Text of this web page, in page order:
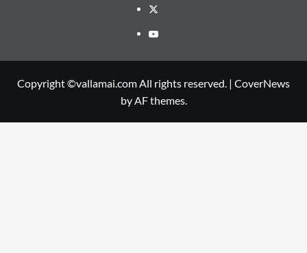
Twitter
Youtube
Copyright ©vallamai.com All rights reserved. | CoverNews
by AF themes.